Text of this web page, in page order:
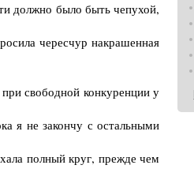
должно было быть чепухой,
чересчур накрашенная
свободной конкуренции у
я не закончу с остальными
полный круг, прежде чем